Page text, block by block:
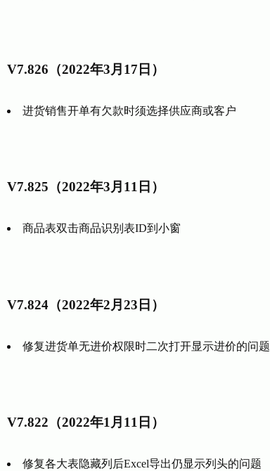
V7.826（2022年3月17日）
进货销售开单有欠款时须选择供应商或客户
V7.825（2022年3月11日）
商品表双击商品识别表ID到小窗
V7.824（2022年2月23日）
修复进货单无进价权限时二次打开显示进价的问题
V7.822（2022年1月11日）
修复各大表隐藏列后Excel导出仍显示列头的问题